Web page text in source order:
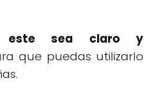
este sea claro y
que puedas utilizarlo